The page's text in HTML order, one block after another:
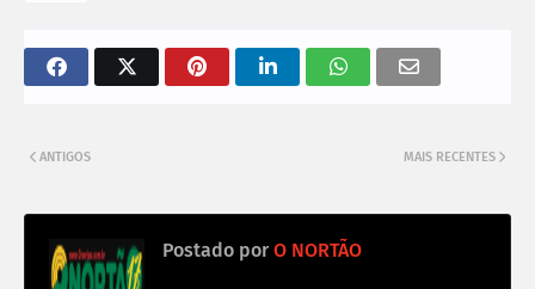
MAIS RECENTES
ANTIGOS
Postado por O NORTÃO